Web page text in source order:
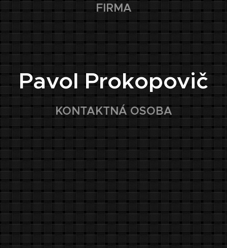
FIRMA
👤
Pavol Prokopovič
KONTAKTNÁ OSOBA